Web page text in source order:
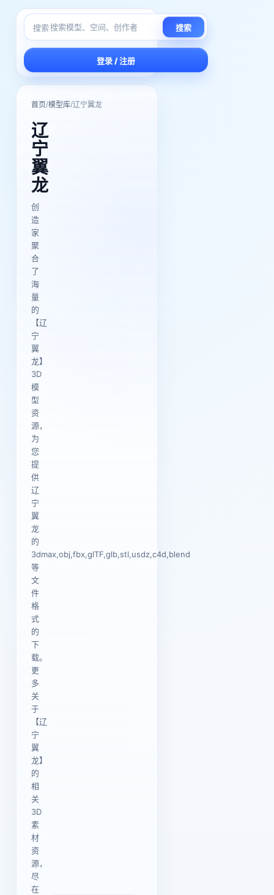
搜索 搜索
登录 / 注册
首页/模型库/辽宁翼龙
辽
宁
翼
龙
创
造
家
聚
合
了
海
量
的
【辽
宁
翼
龙】
3D
模
型
资
源，
为
您
提
供
辽
宁
翼
龙
的
3dmax,obj,fbx,glTF,glb,stl,usdz,c4d,blend
等
文
件
格
式
的
下
载。
更
多
关
于
【辽
宁
翼
龙】
的
相
关
3D
素
材
资
源，
尽
在